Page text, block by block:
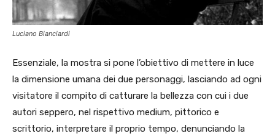
Luciano Bianciardi
Essenziale, la mostra si pone l’obiettivo di mettere in luce
la dimensione umana dei due personaggi, lasciando ad ogni
visitatore il compito di catturare la bellezza con cui i due
autori seppero, nel rispettivo medium, pittorico e
scrittorio, interpretare il proprio tempo, denunciando la